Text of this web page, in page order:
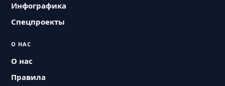
Инфографика
Спецпроекты
О НАС
О нас
Правила